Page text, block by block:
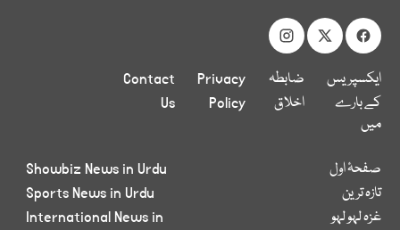
ایکسپریس
کے بارے
میں
ضابطہ
اخلاق
Privacy
Policy
Contact
Us
صفحۂ اول
تازہ ترین
غزہ لہو لہو
Showbiz News in Urdu
Sports News in Urdu
International News in